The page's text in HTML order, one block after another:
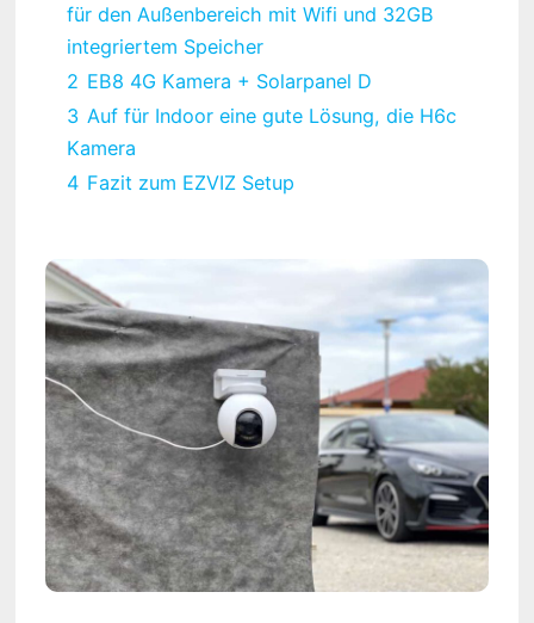
für den Außenbereich mit Wifi und 32GB
integriertem Speicher
2 EB8 4G Kamera + Solarpanel D
3 Auf für Indoor eine gute Lösung, die H6c
Kamera
4 Fazit zum EZVIZ Setup